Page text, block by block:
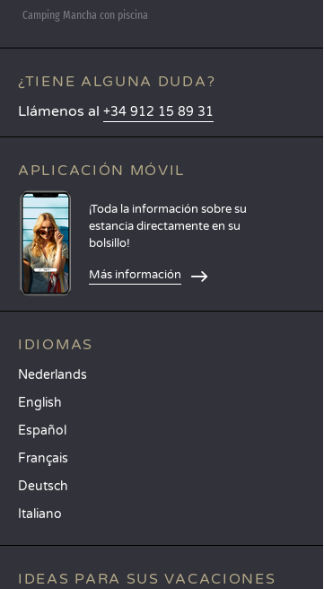
Camping Mancha con piscina
¿TIENE ALGUNA DUDA?
Llámenos al +34 912 15 89 31
APLICACIÓN MÓVIL
¡Toda la información sobre su
estancia directamente en su
bolsillo!
Más información
IDIOMAS
Nederlands
English
Español
Français
Deutsch
Italiano
IDEAS PARA SUS VACACIONES